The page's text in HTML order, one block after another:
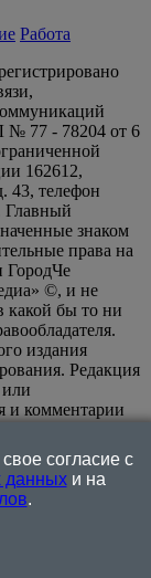
Работа
№ 77 - 78204 от 6
162612,
43, телефон
Главный
знаком
права на
ГородЧе
©, и не
какой бы то ни
издания
Редакция
или
и комментарии
и анализа
сети
согласие с
данныхи на
.